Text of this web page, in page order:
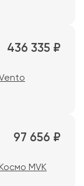
436 335 ₽
97 656 ₽
MVK